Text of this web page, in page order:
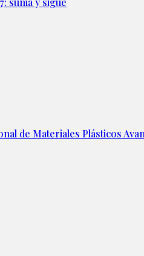
de Materiales Plásticos